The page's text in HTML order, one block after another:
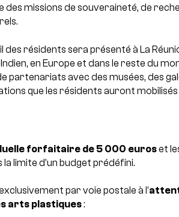
missions de souveraineté, de
résidents sera présenté à La
en Europe et dans le reste du
partenariats avec des musées, des
que les résidents auront
forfaitaire de 5 000 euroset
limite d’un budget prédéfini.
par voie postale à l’
arts plastiques: